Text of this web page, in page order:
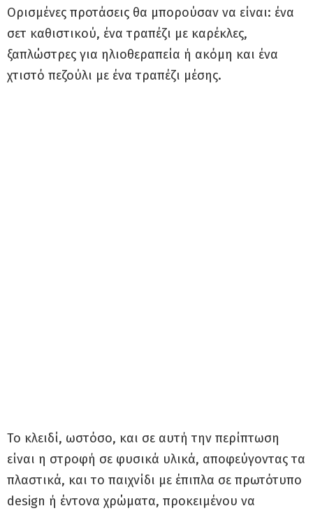
Ορισμένες προτάσεις θα μπορούσαν να είναι: ένα
σετ καθιστικού, ένα τραπέζι με καρέκλες,
ξαπλώστρες για ηλιοθεραπεία ή ακόμη και ένα
χτιστό πεζούλι με ένα τραπέζι μέσης.
Το κλειδί, ωστόσο, και σε αυτή την περίπτωση
είναι η στροφή σε φυσικά υλικά, αποφεύγοντας τα
πλαστικά, και το παιχνίδι με έπιπλα σε πρωτότυπο
design ή έντονα χρώματα, προκειμένου να